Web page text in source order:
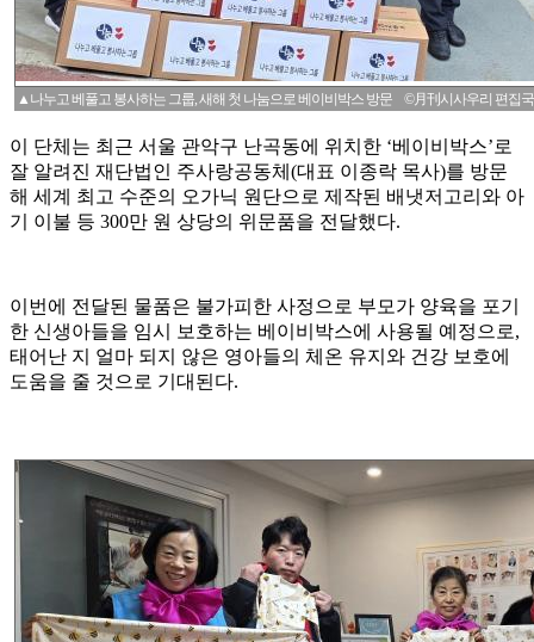
▲나누고 베풀고 봉사하는 그룹, 새해 첫 나눔으로 베이비박스 방문 ©月刊시사우리 편집국
이 단체는 최근 서울 관악구 난곡동에 위치한 ‘베이비박스’로
잘 알려진 재단법인 주사랑공동체(대표 이종락 목사)를 방문
해 세계 최고 수준의 오가닉 원단으로 제작된 배냇저고리와 아
기 이불 등 300만 원 상당의 위문품을 전달했다.
이번에 전달된 물품은 불가피한 사정으로 부모가 양육을 포기
한 신생아들을 임시 보호하는 베이비박스에 사용될 예정으로,
태어난 지 얼마 되지 않은 영아들의 체온 유지와 건강 보호에
도움을 줄 것으로 기대된다.